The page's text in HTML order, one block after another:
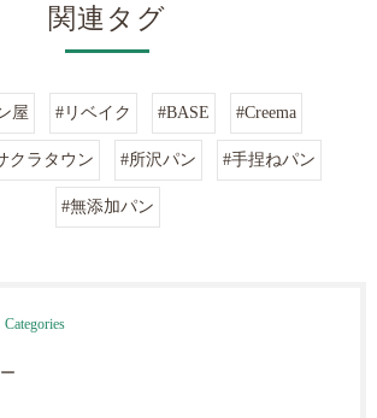
関連タグ
屋 #リベイク #BASE #Creema
クラタウン #所沢パン #手捏ねパン
#無添加パン
Categories